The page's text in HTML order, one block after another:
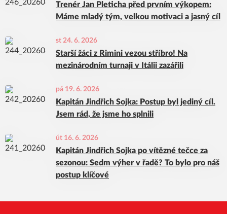
Trenér Jan Pleticha před prvním výkopem:
Máme mladý tým, velkou motivaci a jasný cíl
st 24. 6. 2026
Starší žáci z Rimini vezou stříbro! Na
mezinárodním turnaji v Itálii zazářili
pá 19. 6. 2026
Kapitán Jindřich Sojka: Postup byl jediný cíl.
Jsem rád, že jsme ho splnili
út 16. 6. 2026
Kapitán Jindřich Sojka po vítězné tečce za
sezonou: Sedm výher v řadě? To bylo pro náš
postup klíčové